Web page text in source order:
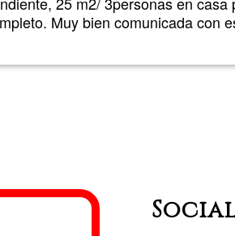
Muy bien comunicada con